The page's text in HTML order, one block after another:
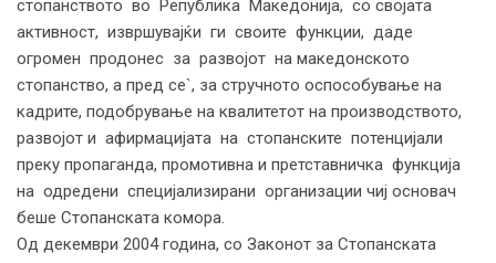
стопанството во Република Македонија, со својата
активност, извршувајќи ги своите функции, даде
огромен продонес за развојот на македонското
стопанство, а пред се`, за стручното оспособување на
кадрите, подобрување на квалитетот на производството,
развојот и афирмацијата на стопанските потенцијали
преку пропаганда, промотивна и претставничка функција
на одредени специјализирани организации чиј основач
беше Стопанската комора.
Од декември 2004 година, со Законот за Стопанската